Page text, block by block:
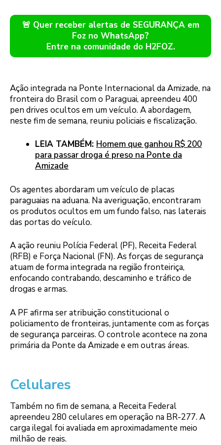
🚨 Quer receber alertas de SEGURANÇA em
Foz no WhatsApp?
Entre na comunidade do H2FOZ.
Ação integrada na Ponte Internacional da Amizade, na
fronteira do Brasil com o Paraguai, apreendeu 400
pen drives ocultos em um veículo. A abordagem,
neste fim de semana, reuniu policiais e fiscalização.
LEIA TAMBÉM: Homem que ganhou R$ 200
para passar droga é preso na Ponte da
Amizade
Os agentes abordaram um veículo de placas
paraguaias na aduana. Na averiguação, encontraram
os produtos ocultos em um fundo falso, nas laterais
das portas do veículo.
A ação reuniu Polícia Federal (PF), Receita Federal
(RFB) e Força Nacional (FN). As forças de segurança
atuam de forma integrada na região fronteiriça,
enfocando contrabando, descaminho e tráfico de
drogas e armas.
A PF afirma ser atribuição constitucional o
policiamento de fronteiras, juntamente com as forças
de segurança parceiras. O controle acontece na zona
primária da Ponte da Amizade e em outras áreas.
Celulares
Também no fim de semana, a Receita Federal
apreendeu 280 celulares em operação na BR-277. A
carga ilegal foi avaliada em aproximadamente meio
milhão de reais.